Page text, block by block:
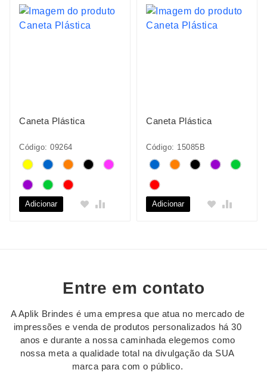
Caneta Plástica
Código: 09264
Adicionar
Caneta Plástica
Código: 15085B
Adicionar
Entre em contato
A Aplik Brindes é uma empresa que atua no mercado de
impressões e venda de produtos personalizados há 30
anos e durante a nossa caminhada elegemos como
nossa meta a qualidade total na divulgação da SUA
marca para com o público.